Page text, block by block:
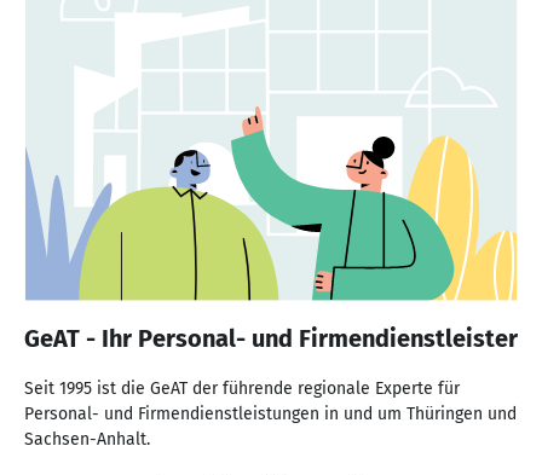
GeAT - Ihr Personal- und Firmendienstleister
Seit 1995 ist die GeAT der führende regionale Experte für
Personal- und Firmendienstleistungen in und um Thüringen und
Sachsen-Anhalt.